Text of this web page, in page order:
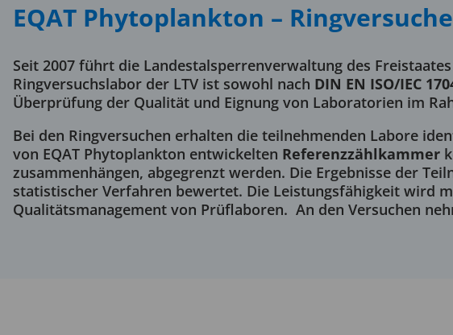
EQAT Phytoplankton –
Seit 2007 führt die Landestalsperrenverwaltung des Freistaates
Ringversuchslabor der LTV ist sowohl nach DIN EN ISO/IEC
Überprüfung der Qualität und Eignung von Laboratorien im
Bei den Ringversuchen erhalten die teilnehmenden Labore
von EQAT Phytoplankton entwickelten Referenzzählkammer
zusammenhängen, abgegrenzt werden. Die Ergebnisse der
statistischer Verfahren bewertet. Die Leistungsfähigkeit wird
Qualitätsmanagement von Prüflaboren. An den Versuchen